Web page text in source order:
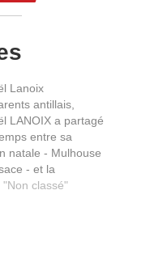
Lanoix
antillais,
LANOIX a partagé
entre sa
natale - Mulhouse
- et la
L'appel de
"Non classé"